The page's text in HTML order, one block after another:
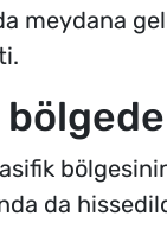
meydana
da